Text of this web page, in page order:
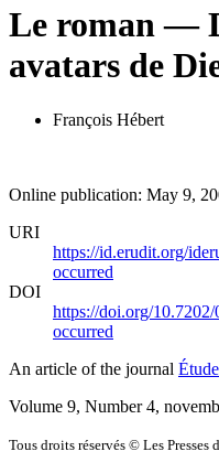
Le roman —
avatars de
François Hébert
Online publication: May 9,
URI
https://id.erudit.org/
occurred
DOI
https://doi.org/
occurred
An article of the journal
Volume 9, Number 4,
Tous droits réservés © Les